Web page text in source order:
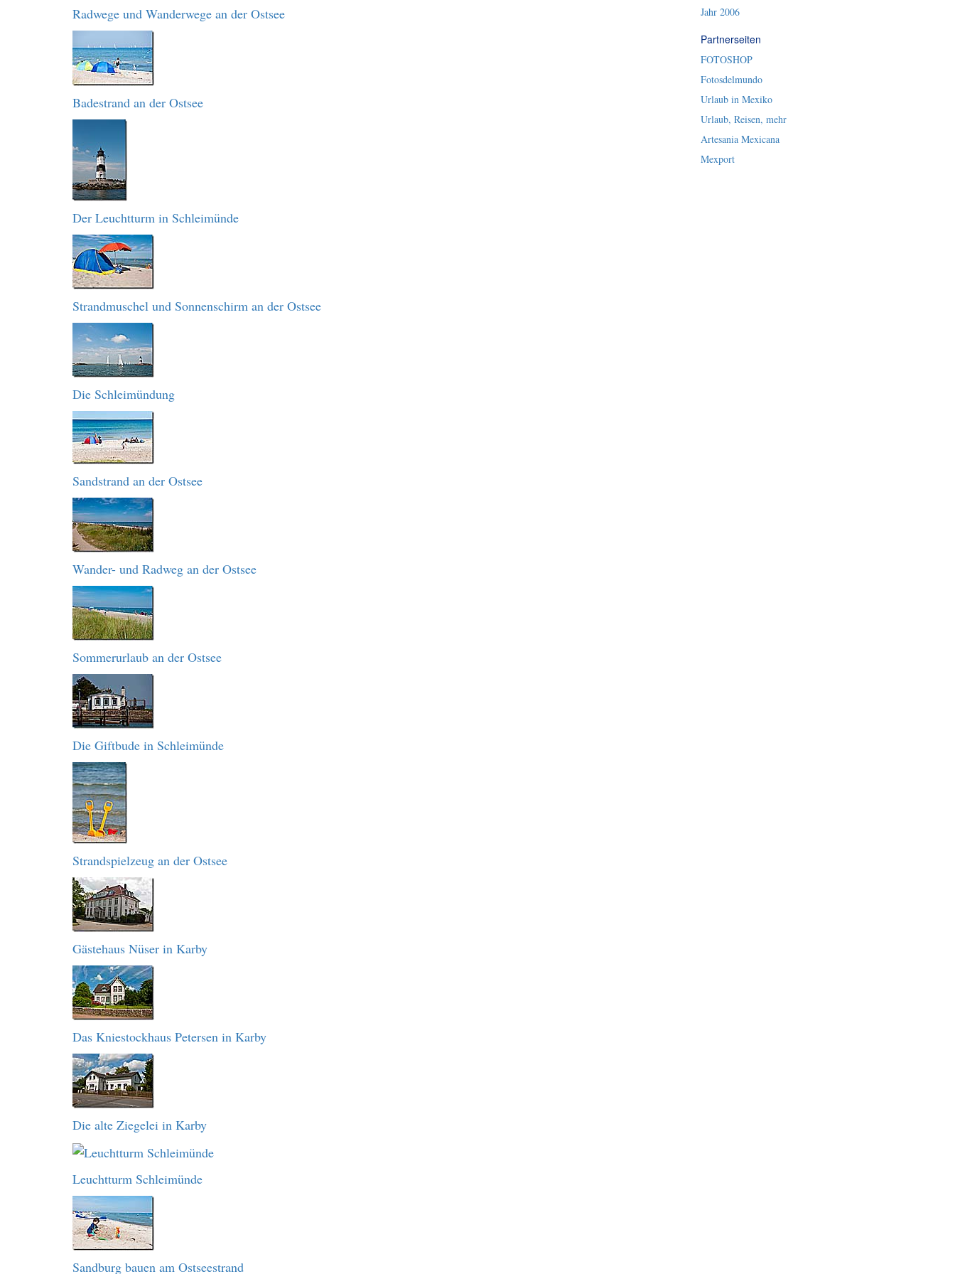
Radwege und Wanderwege an der Ostsee
Badestrand an der Ostsee
Der Leuchtturm in Schleimünde
Strandmuschel und Sonnenschirm an der Ostsee
Die Schleimündung
Sandstrand an der Ostsee
Wander- und Radweg an der Ostsee
Sommerurlaub an der Ostsee
Die Giftbude in Schleimünde
Strandspielzeug an der Ostsee
Gästehaus Nüser in Karby
Das Kniestockhaus Petersen in Karby
Die alte Ziegelei in Karby
Leuchtturm Schleimünde
Sandburg bauen am Ostseestrand
Jahr 2006
Partnerseiten
FOTOSHOP
Fotosdelmundo
Urlaub in Mexiko
Urlaub, Reisen, mehr
Artesania Mexicana
Mexport